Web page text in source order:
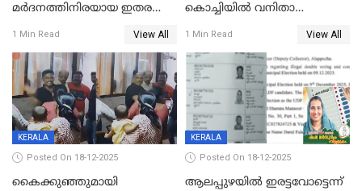
മർദനത്തിനിരയായ ഇതര
നടുക്കുന്ന സംഭവം
വാളയാറിൽ
1 Min Read View All
കൊച്ചിയില്‍ വനിതാ
കോടി രൂപ
1 Min Read View All
KERALA
Posted On 18-12-2025
കൈക്കുഞ്ഞുമായി
KERALA
Posted On 18-12-2025
ആലപ്പുഴയിൽ ഇരട്ടവോട്ടെന്ന്